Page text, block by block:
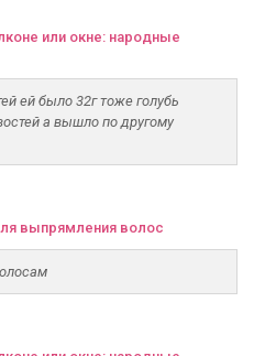
или окне: народные
ей было 32г тоже голубь
а вышло по другому
выпрямления волос